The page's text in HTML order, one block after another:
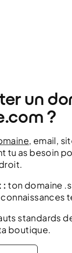
un
?
, email,
tu as besoin
: ton domaine
standards
boutique.